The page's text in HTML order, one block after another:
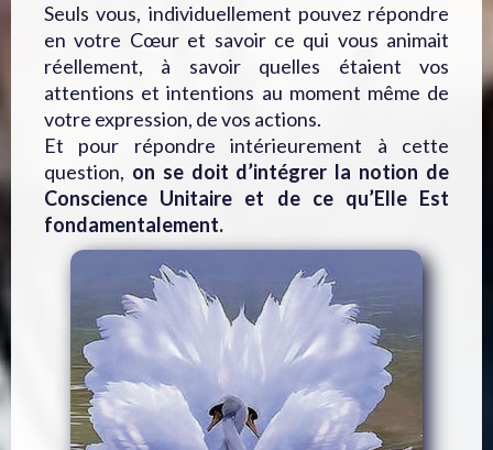
Seuls vous, individuellement pouvez répondre
en votre Cœur et savoir ce qui vous animait
réellement, à savoir quelles étaient vos
attentions et intentions au moment même de
votre expression, de vos actions.
Et pour répondre intérieurement à cette
question, on se doit d’intégrer la notion de
Conscience Unitaire et de ce qu’Elle Est
fondamentalement.